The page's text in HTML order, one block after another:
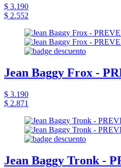
$ 3.190
$ 2.552
Jean Baggy Frox -
$ 3.190
$ 2.871
Jean Baggy Tronk -